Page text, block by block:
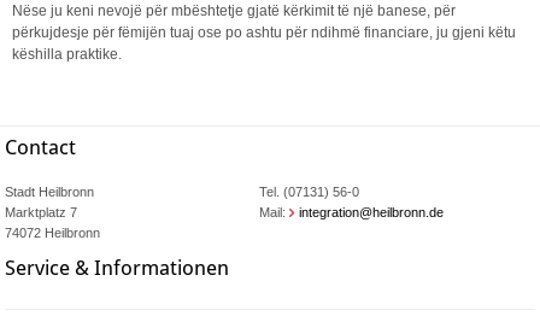
Nëse ju keni nevojë për mbështetje gjatë kërkimit të një banese, për
përkujdesje për fëmijën tuaj ose po ashtu për ndihmë financiare, ju gjeni këtu
këshilla praktike.
Contact
Stadt Heilbronn
Marktplatz 7
74072 Heilbronn
Tel. (07131) 56-0
Mail:
integration@heilbronn.de
Service & Informationen